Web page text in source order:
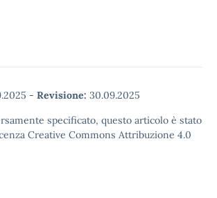
- Revisione: 30.09.2025
specificato, questo articolo è stato
Creative Commons Attribuzione 4.0